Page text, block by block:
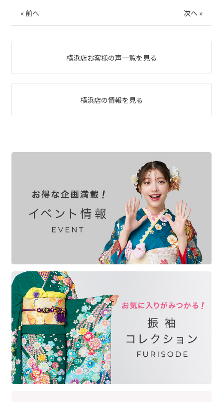
« 前へ 次へ »
横浜店お客様の声一覧を見る
横浜店の情報を見る